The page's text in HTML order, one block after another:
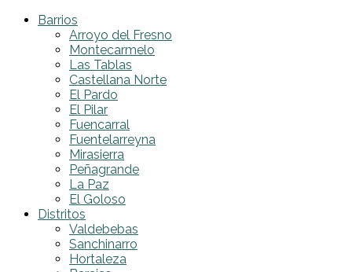
Barrios
Arroyo del Fresno
Montecarmelo
Las Tablas
Castellana Norte
El Pardo
El Pilar
Fuencarral
Fuentelarreyna
Mirasierra
Peñagrande
La Paz
El Goloso
Distritos
Valdebebas
Sanchinarro
Hortaleza